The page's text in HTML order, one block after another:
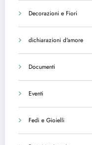
Decorazioni e Fiori
dichiarazioni d'amore
Documenti
Eventi
Fedi e Gioielli